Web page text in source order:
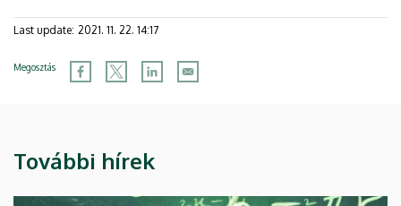
Last update: 2021. 11. 22. 14:17
Megosztás
További hírek